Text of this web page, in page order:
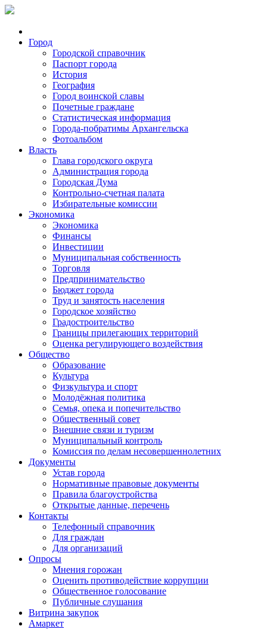
Город
Городской справочник
Паспорт города
История
География
Город воинской славы
Почетные граждане
Статистическая информация
Города-побратимы Архангельска
Фотоальбом
Власть
Глава городского округа
Администрация города
Городская Дума
Контрольно-счетная палата
Избирательные комиссии
Экономика
Экономика
Финансы
Инвестиции
Муниципальная собственность
Торговля
Предпринимательство
Бюджет города
Труд и занятость населения
Городское хозяйство
Градостроительство
Границы прилегающих территорий
Оценка регулирующего воздействия
Общество
Образование
Культура
Физкультура и спорт
Молодёжная политика
Семья, опека и попечительство
Общественный совет
Внешние связи и туризм
Муниципальный контроль
Комиссия по делам несовершеннолетних
Документы
Устав города
Нормативные правовые документы
Правила благоустройства
Открытые данные, перечень
Контакты
Телефонный справочник
Для граждан
Для организаций
Опросы
Мнения горожан
Оценить противодействие коррупции
Общественное голосование
Публичные слушания
Витрина закупок
Амаркет